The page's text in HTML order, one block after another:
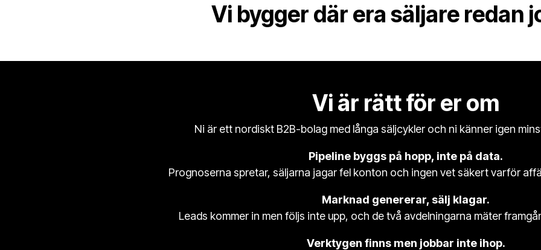
Vi bygger där era säljare redan
Vi är rätt för er om
Ni är ett nordiskt B2B-bolag med långa säljcykler och ni känner igen
Pipeline byggs på hopp, inte på data.
Prognoserna spretar, säljarna jagar fel konton och ingen vet säkert varför
Marknad genererar, sälj klagar.
Leads kommer in men följs inte upp, och de två avdelningarna mäter
Verktygen finns men jobbar inte ihop.